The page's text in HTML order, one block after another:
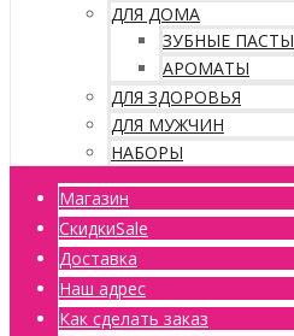
ДЛЯ ДОМА
ЗУБНЫЕ ПАСТЫ
АРОМАТЫ
ДЛЯ ЗДОРОВЬЯ
ДЛЯ МУЖЧИН
НАБОРЫ
Магазин
СкидкиSale
Доставка
Наш адрес
Как сделать заказ